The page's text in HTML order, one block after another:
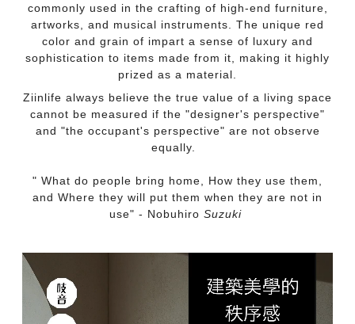
commonly used in the crafting of high-end furniture,
artworks, and musical instruments. The unique red
color and grain of impart a sense of luxury and
sophistication to items made from it, making it highly
prized as a material.
Ziinlife always believe the true value of a living space
cannot be measured if the "designer's perspective"
and "the occupant's perspective" are not observe
equally.
" What do people bring home, How they use them,
and Where they will put them when they are not in
use" - Nobuhiro Suzuki